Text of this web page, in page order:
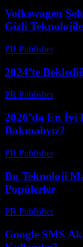
Volkswagen
Gizli
PR Publisher-
2024’te
PR Publisher-
2026’da En İyi
Bakmalıyız?
PR Publisher-
Bu Teknoloji
Popülerler
PR Publisher-
Google SMS